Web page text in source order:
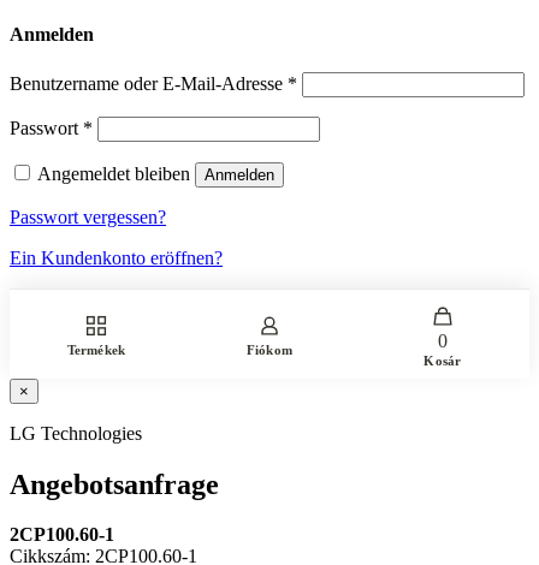
Anmelden
Benutzername oder E-Mail-Adresse *
Passwort *
Angemeldet bleiben Anmelden
Passwort vergessen?
Ein Kundenkonto eröffnen?
Termékek Fiókom 0
Kosár
×
LG Technologies
Angebotsanfrage
2CP100.60-1
Cikkszám: 2CP100.60-1